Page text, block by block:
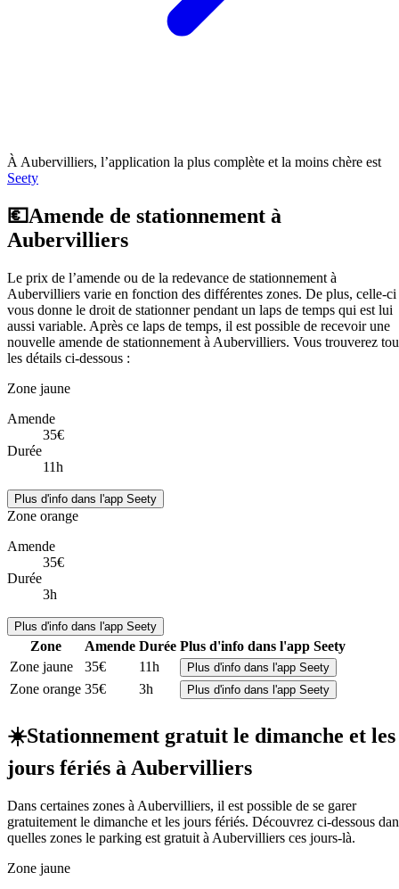
À Aubervilliers, l’application la plus complète et la moins chère est
Seety
💶Amende de stationnement à
Aubervilliers
Le prix de l’amende ou de la redevance de stationnement à
Aubervilliers varie en fonction des différentes zones. De plus, celle-ci
vous donne le droit de stationner pendant un laps de temps qui est lui
aussi variable. Après ce laps de temps, il est possible de recevoir une
nouvelle amende de stationnement à Aubervilliers. Vous trouverez
les détails ci-dessous :
Zone jaune
Amende
35€
Durée
11h
Plus d'info dans l'app Seety
Zone orange
Amende
35€
Durée
3h
Plus d'info dans l'app Seety
Zone Amende Durée Plus d'info dans l'app Seety
Zone jaune
35€ 11h Plus d'info dans l'app Seety
Zone orange 35€ 3h Plus d'info dans l'app Seety
☀️Stationnement gratuit le dimanche et les
jours fériés à Aubervilliers
Dans certaines zones à Aubervilliers, il est possible de se garer
gratuitement le dimanche et les jours fériés. Découvrez ci-dessous
quelles zones le parking est gratuit à Aubervilliers ces jours-là.
Zone jaune